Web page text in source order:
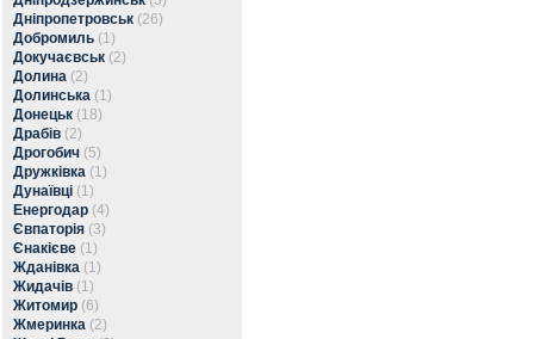
Дніпропетровськ (26)
Добромиль (1)
Докучаєвськ (2)
Долина (2)
Долинська (1)
Донецьк (18)
Драбів (2)
Дрогобич (5)
Дружківка (1)
Дунаївці (1)
Енергодар (4)
Євпаторія (3)
Єнакієве (1)
Жданівка (1)
Жидачів (1)
Житомир (6)
Жмеринка (2)